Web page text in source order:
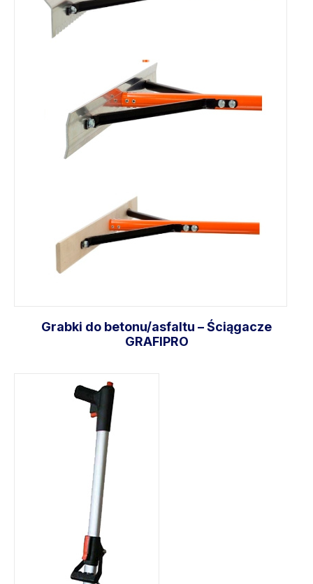
Grabki do betonu/asfaltu – Ściągacze
GRAFIPRO